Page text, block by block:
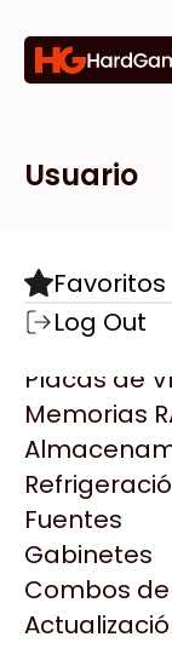
Categorías
Componentes
Placas de
Memorias
Fuentes
Gabinetes
Combos de
Marcas
Todas las
AMD
AULA
Acer
Adata
AeroCool
Antec
Arkham
Asrock
Tiendas
Destacadas
Usuario
Favoritos
Log Out
HDD SAS
M2 HDD